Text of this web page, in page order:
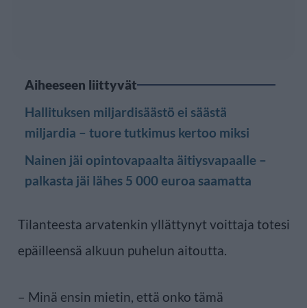
Aiheeseen liittyvät
Hallituksen miljardisäästö ei säästä
miljardia – tuore tutkimus kertoo miksi
Nainen jäi opintovapaalta äitiysvapaalle –
palkasta jäi lähes 5 000 euroa saamatta
Tilanteesta arvatenkin yllättynyt voittaja totesi
epäilleensä alkuun puhelun aitoutta.
– Minä ensin mietin, että onko tämä